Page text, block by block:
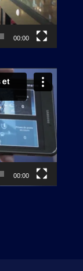
00:00
00:00